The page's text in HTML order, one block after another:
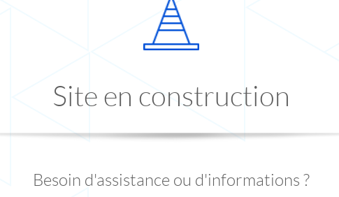
Site en construction
Besoin d'assistance ou d'informations ?